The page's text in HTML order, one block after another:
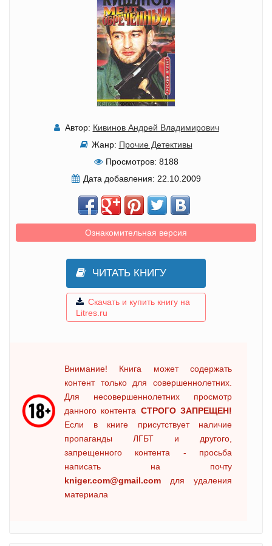
Автор: Кивинов Андрей Владимирович
Жанр: Прочие Детективы
Просмотров: 8188
Дата добавления: 22.10.2009
Ознакомительная версия
ЧИТАТЬ КНИГУ
Скачать и купить книгу на
Litres.ru
Внимание! Книга может содержать
контент только для совершеннолетних.
Для несовершеннолетних просмотр
данного контента СТРОГО ЗАПРЕЩЕН!
Если в книге присутствует наличие
пропаганды ЛГБТ и другого,
запрещенного контента - просьба
написать на почту
kniger.com@gmail.com для удаления
материала